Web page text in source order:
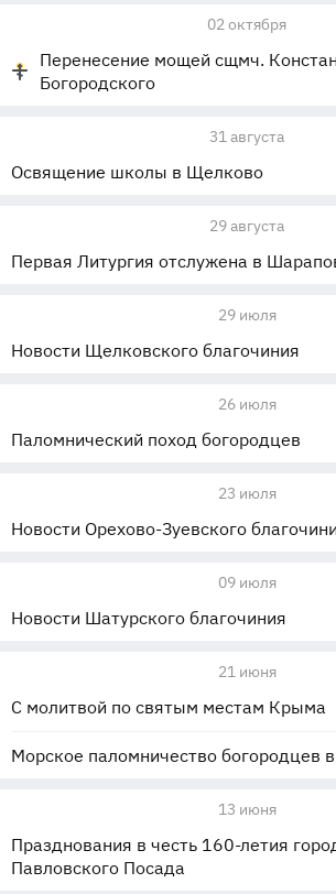
02 октября
Перенесение мощей сщмч.
Богородского
31 августа
Освящение школы в Щелково
29 августа
Первая Литургия отслужена в
29 июля
Новости Щелковского благочиния
26 июля
Паломнический поход богородцев
23 июля
Новости Орехово-Зуевского
09 июля
Новости Шатурского благочиния
21 июня
С молитвой по святым местам Крыма
Морское паломничество богородцев
13 июня
Празднования в честь 160-летия
Павловского Посада